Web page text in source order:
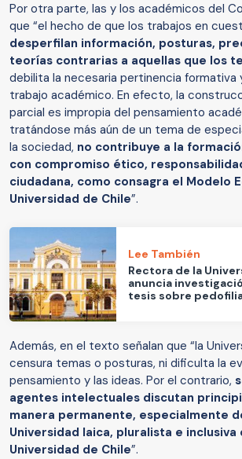
Por otra parte, las y los académicos del
que “el hecho de que los trabajos en
desperfilan información, posturas,
teorías contrarias a aquellas que los
debilita la necesaria pertinencia formativa
trabajo académico. En efecto, la
parcial es impropia del pensamiento
tratándose más aún de un tema de
la sociedad, no contribuye a la
con compromiso ético,
ciudadana, como consagra el Modelo
Universidad de Chile”.
Lee También
Rectora de la
anuncia
tesis sobre
Además, en el texto señalan que “la
censura temas o posturas, ni dificulta la
pensamiento y las ideas. Por el contrario,
agentes intelectuales discutan
manera permanente, especialmente
Universidad laica, pluralista e inclusiva
Universidad de Chile”.